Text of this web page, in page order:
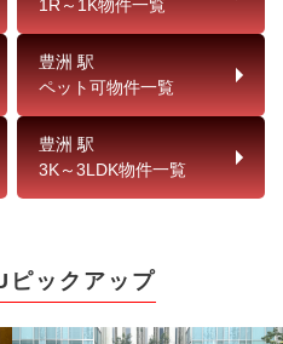
1R～1K物件一覧
豊洲 駅
ペット可物件一覧
豊洲 駅
3K～3LDK物件一覧
ックアップ